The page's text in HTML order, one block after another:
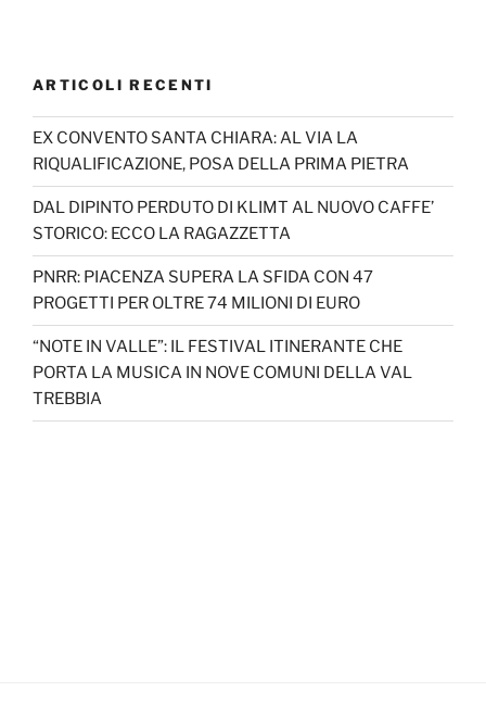
ARTICOLI RECENTI
EX CONVENTO SANTA CHIARA: AL VIA LA
RIQUALIFICAZIONE, POSA DELLA PRIMA PIETRA
DAL DIPINTO PERDUTO DI KLIMT AL NUOVO CAFFE’
STORICO: ECCO LA RAGAZZETTA
PNRR: PIACENZA SUPERA LA SFIDA CON 47
PROGETTI PER OLTRE 74 MILIONI DI EURO
“NOTE IN VALLE”: IL FESTIVAL ITINERANTE CHE
PORTA LA MUSICA IN NOVE COMUNI DELLA VAL
TREBBIA